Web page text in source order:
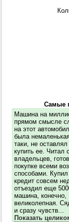
Самые
Машина на
прямом смысле
на этот
была
таки, не
купить ее. Читал
владельцев,
покупке всеми
способами.
кредит совсем
отъездил еще
машина, конечно,
великолепная.
и сразу чувств...
Показать